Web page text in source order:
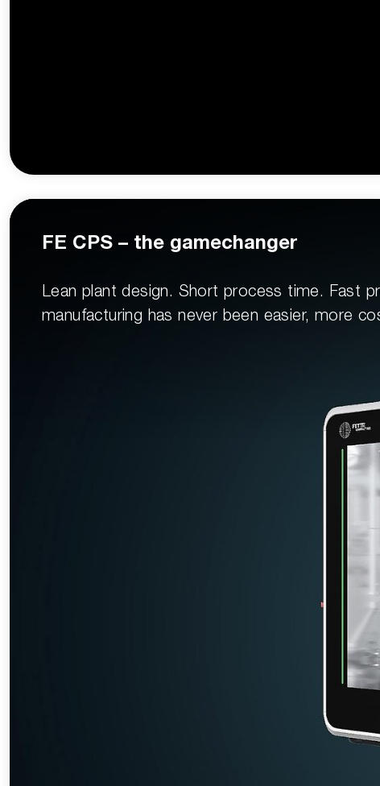
FE CPS – the gamechanger
Lean plant design. Short process time. Fast
manufacturing has never been easier, more